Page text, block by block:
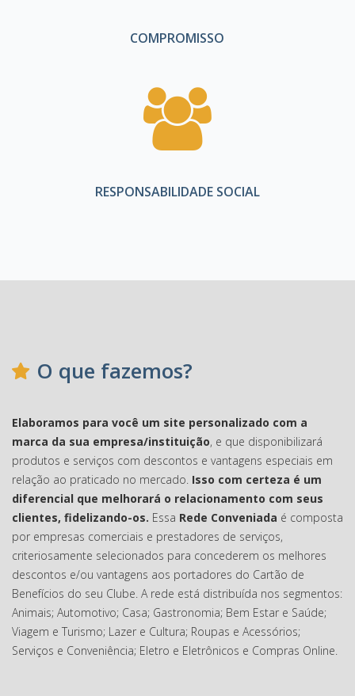
COMPROMISSO
RESPONSABILIDADE SOCIAL
O que fazemos?
Elaboramos para você um site personalizado com a
marca da sua empresa/instituição, e que disponibilizará
produtos e serviços com descontos e vantagens especiais em
relação ao praticado no mercado. Isso com certeza é um
diferencial que melhorará o relacionamento com seus
clientes, fidelizando-os. Essa Rede Conveniada é composta
por empresas comerciais e prestadores de serviços,
criteriosamente selecionados para concederem os melhores
descontos e/ou vantagens aos portadores do Cartão de
Benefícios do seu Clube. A rede está distribuída nos segmentos:
Animais; Automotivo; Casa; Gastronomia; Bem Estar e Saúde;
Viagem e Turismo; Lazer e Cultura; Roupas e Acessórios;
Serviços e Conveniência; Eletro e Eletrônicos e Compras Online.